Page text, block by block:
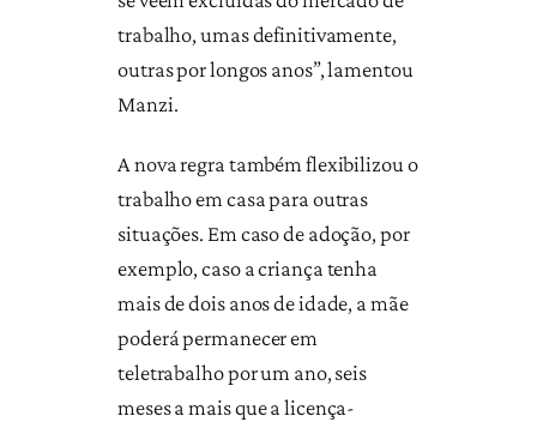
trabalho, umas definitivamente,
outras por longos anos”, lamentou
Manzi.
A nova regra também flexibilizou o
trabalho em casa para outras
situações. Em caso de adoção, por
exemplo, caso a criança tenha
mais de dois anos de idade, a mãe
poderá permanecer em
teletrabalho por um ano, seis
meses a mais que a licença-